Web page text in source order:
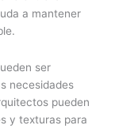
a mantener
ser
necesidades
pueden
y texturas para